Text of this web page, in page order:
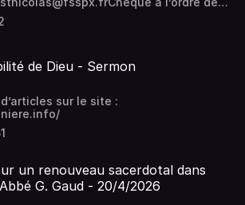
Saint-Pie XIBAN : FR76 3000 3036
Sainte Geneviève 23, rue des
de Dieu - Sermon
sur le site :
un renouveau sacerdotal dans
G. Gaud - 20/4/2026